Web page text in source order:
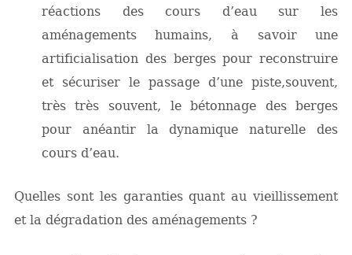
réactions des cours d’eau sur les
aménagements humains, à savoir une
artificialisation des berges pour reconstruire
et sécuriser le passage d’une piste,souvent,
très très souvent, le bétonnage des berges
pour anéantir la dynamique naturelle des
cours d’eau.
Quelles sont les garanties quant au vieillissement
et la dégradation des aménagements ?